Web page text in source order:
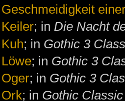
Geschmeidigkeit
Keiler; in Die Nacht
Kuh; in Gothic 3
Löwe; in Gothic 3
Oger; in Gothic 3
Ork; in Gothic Classic